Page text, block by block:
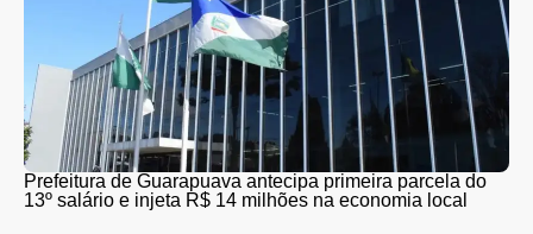
Prefeitura de Guarapuava antecipa primeira parcela do
13º salário e injeta R$ 14 milhões na economia local